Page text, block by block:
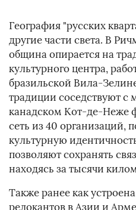
География "русских
другие части света. В
община опирается на
культурного центра,
бразильской Вила-
традиции соседствуют с
канадском Кот-де-Неже
сеть из 40
культурную
позволяют сохранять
находясь за тысячи
Также ранее как
релокантов в Азии и